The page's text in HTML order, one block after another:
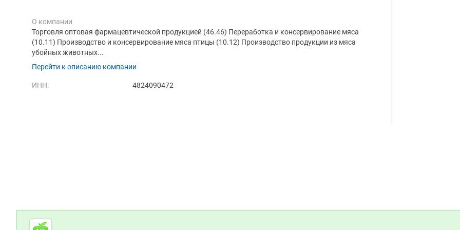
О компании
Торговля оптовая фармацевтической продукцией (46.46) Переработка и консервирование мяса
(10.11) Производство и консервирование мяса птицы (10.12) Производство продукции из мяса
убойных животных...
Перейти к описанию компании
ИНН: 4824090472
Дополнительная информация
Cсылки на полезные проекты